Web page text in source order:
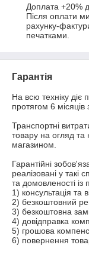
Доплата +20%
Після оплати
рахунку-
печатками.
Гарантія
На всю техніку діє
протягом 6
Транспортні
товару на огляд
магазином.
Гарантійні
реалізовані у
та домовленості із
1) консультація та
2) безкоштовний
3) безкоштовна
4) довідправка
5) грошова
6) повернення